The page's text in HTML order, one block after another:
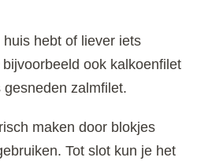
hebt of liever iets
ook kalkoenfilet
zalmfilet.
maken door blokjes
Tot slot kun je het